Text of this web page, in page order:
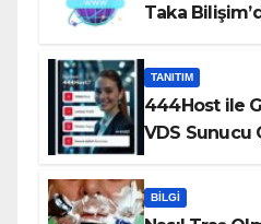
Taka
TANITIM
444Host ile
VDS Sunucu
BILGI